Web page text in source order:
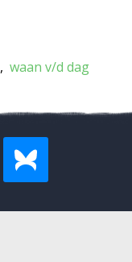
waan v/d dag